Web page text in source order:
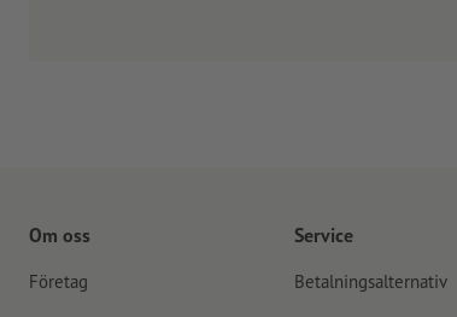
Om oss
Företag
Service
Betalningsalternativ